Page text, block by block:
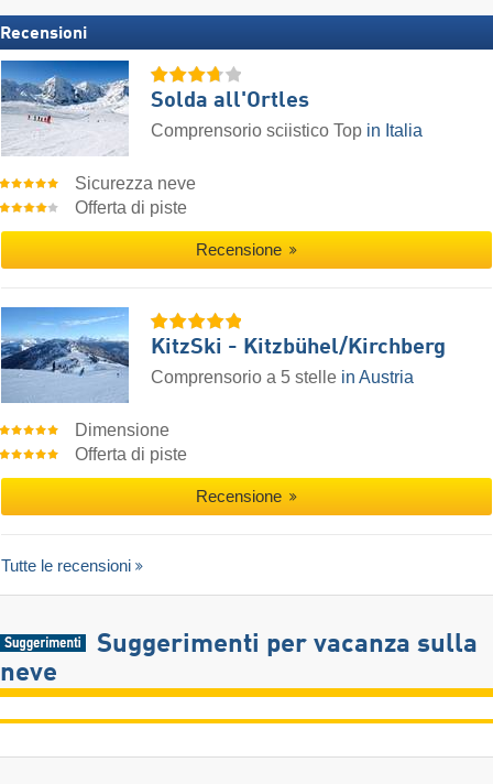
Recensioni
Solda all'Ortles
Comprensorio sciistico Top in Italia
Sicurezza neve
Offerta di piste
Recensione
KitzSki - Kitzbühel/​Kirchberg
Comprensorio a 5 stelle in Austria
Dimensione
Offerta di piste
Recensione
Tutte le recensioni
Suggerimenti per vacanza sulla
neve